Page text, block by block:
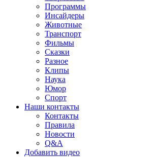
Программы
Инсайдеры
Животные
Транспорт
Фильмы
Сказки
Разное
Клипы
Наука
Юмор
Спорт
Наши контакты
Контакты
Правила
Новости
Q&A
Добавить видео